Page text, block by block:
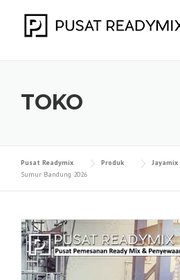
TOKO
Pusat Readymix Produk Jayamix
Sumur Bandung 2026